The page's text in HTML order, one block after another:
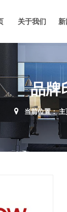
关于我们
品牌
当前位置：主